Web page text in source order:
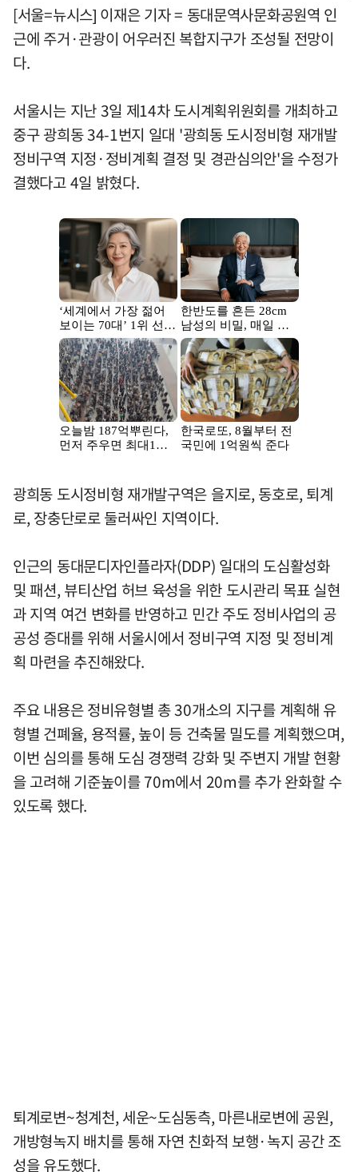
[서울=뉴시스] 이재은 기자 = 동대문역사문화공원역 인
근에 주거·관광이 어우러진 복합지구가 조성될 전망이
다.
서울시는 지난 3일 제14차 도시계획위원회를 개최하고
중구 광희동 34-1번지 일대 '광희동 도시정비형 재개발
정비구역 지정·정비계획 결정 및 경관심의안'을 수정가
결했다고 4일 밝혔다.
광희동 도시정비형 재개발구역은 을지로, 동호로, 퇴계
로, 장충단로로 둘러싸인 지역이다.
인근의 동대문디자인플라자(DDP) 일대의 도심활성화
및 패션, 뷰티산업 허브 육성을 위한 도시관리 목표 실현
과 지역 여건 변화를 반영하고 민간 주도 정비사업의 공
공성 증대를 위해 서울시에서 정비구역 지정 및 정비계
획 마련을 추진해왔다.
주요 내용은 정비유형별 총 30개소의 지구를 계획해 유
형별 건폐율, 용적률, 높이 등 건축물 밀도를 계획했으며,
이번 심의를 통해 도심 경쟁력 강화 및 주변지 개발 현황
을 고려해 기준높이를 70m에서 20m를 추가 완화할 수
있도록 했다.
퇴계로변~청계천, 세운~도심동측, 마른내로변에 공원,
개방형녹지 배치를 통해 자연 친화적 보행·녹지 공간 조
성을 유도했다.